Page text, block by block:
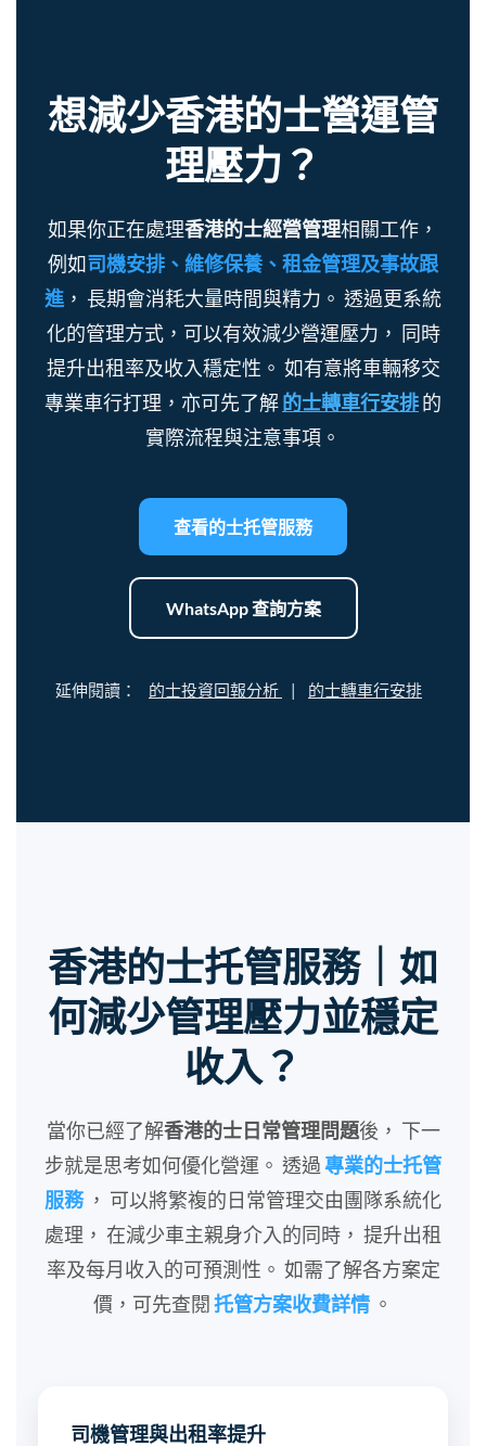
想減少香港的士營運管
理壓力？
如果你正在處理香港的士經營管理相關工作，
例如司機安排、維修保養、租金管理及事故跟
進 ， 長期會消耗大量時間與精力。 透過更系統
化的管理方式，可以有效減少營運壓力， 同時
提升出租率及收入穩定性。 如有意將車輛移交
專業車行打理，亦可先了解的士轉車行安排的
實際流程與注意事項。
查看的士托管服務
WhatsApp 查詢方案
延伸閱讀： 的士投資回報分析 | 的士轉車行安排
香港的士托管服務｜如
何減少管理壓力並穩定
收入？
當你已經了解香港的士日常管理問題後， 下一
步就是思考如何優化營運。 透過專業的士托管
服務 ， 可以將繁複的日常管理交由團隊系統化
處理， 在減少車主親身介入的同時， 提升出租
率及每月收入的可預測性。 如需了解各方案定
價，可先查閱 托管方案收費詳情 。
司機管理與出租率提升